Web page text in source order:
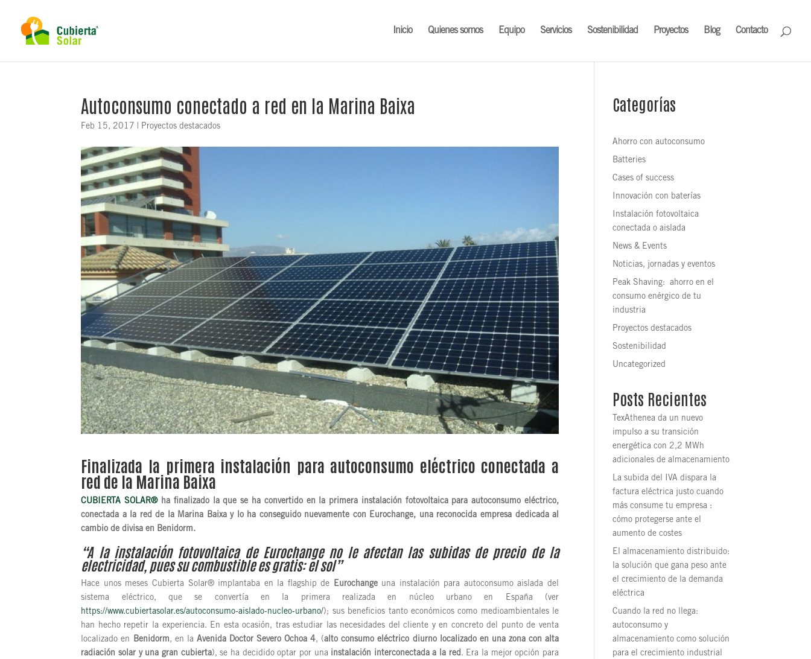
Inicio Quienes somos Equipo Servicios Sostenibilidad Proyectos Blog Contacto
Autoconsumo conectado a red en la Marina Baixa
Feb 15, 2017 | Proyectos destacados
Finalizada la primera instalación para autoconsumo eléctrico conectada a
red de la Marina Baixa
CUBIERTA SOLAR®ha finalizado la que se ha convertido en la primera instalación fotovoltaica para autoconsumo eléctrico,
conectada a la red de la Marina Baixa y lo ha conseguido nuevamente con Eurochange, una reconocida empresa dedicada al
cambio de divisa en Benidorm.
“A la instalación fotovoltaica de Eurochange no le afectan las subidas de precio de la
electricidad, pues su combustible es gratis: el sol”
Hace unos meses Cubierta Solar® implantaba en la flagship de Eurochangeuna instalación para autoconsumo aislada del
sistema eléctrico, que se convertía en la primera realizada en núcleo urbano en España (ver
https://www.cubiertasolar.es/autoconsumo-aislado-nucleo-urbano/); sus beneficios tanto económicos como medioambientales le
han hecho repetir la experiencia. En esta ocasión, tras estudiar las necesidades del cliente y en concreto del punto de venta
localizado en
Benidorm, en la Avenida Doctor Severo Ochoa 4, (alto consumo eléctrico diurno localizado en una zona con alta
radiación solar y una gran cubierta), se ha decidido optar por una instalación interconectada a la red . Era la mejor opción para
Categorías
Ahorro con autoconsumo
Batteries
Cases of success
Innovación con baterías
Instalación fotovoltaica
conectada o aislada
News & Events
Noticias, jornadas y eventos
Peak Shaving: ahorro en el
consumo enérgico de tu
industria
Proyectos destacados
Sostenibilidad
Uncategorized
Posts Recientes
TexAthenea da un nuevo
impulso a su transición
energética con 2,2 MWh
adicionales de almacenamiento
La subida del IVA dispara la
factura eléctrica justo cuando
más consume tu empresa :
cómo protegerse ante el
aumento de costes
El almacenamiento distribuido:
la solución que gana peso ante
el crecimiento de la demanda
eléctrica
Cuando la red no llega:
autoconsumo y
almacenamiento como solución
para el crecimiento industrial